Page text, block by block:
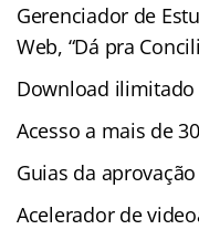
Gerenciador de
Web, “Dá pra
Download ilimitado
Acesso a mais de
Guias da
Acelerador de